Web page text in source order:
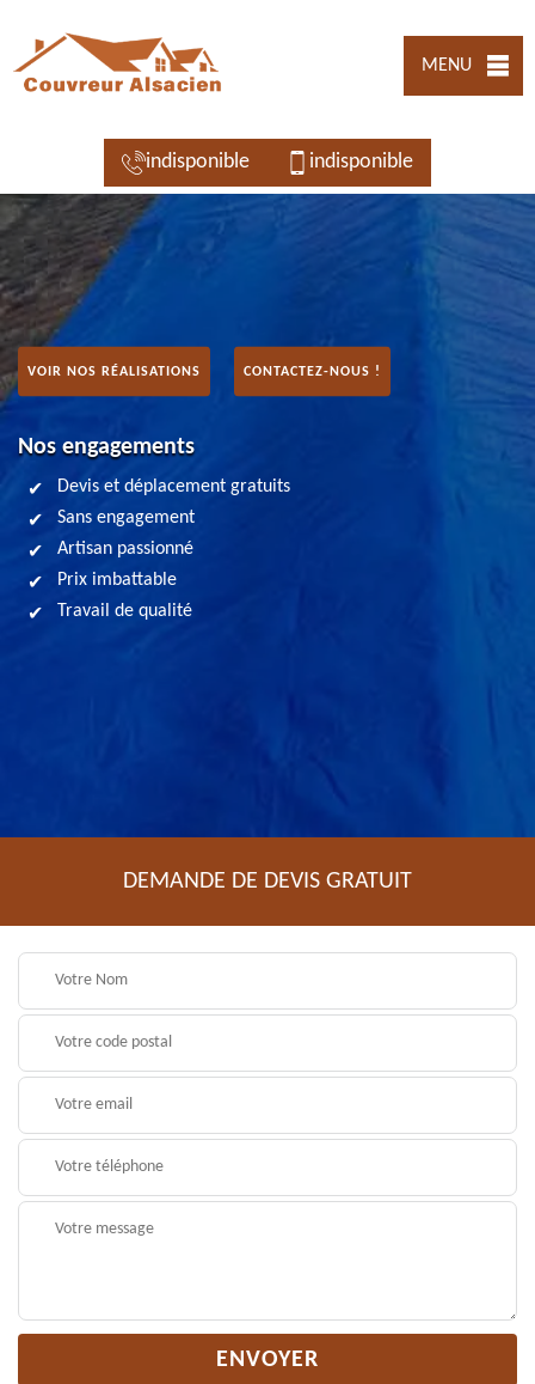
MENU
indisponible indisponible
VOIR NOS RÉALISATIONS CONTACTEZ-NOUS !
Nos engagements
Devis et déplacement gratuits
Sans engagement
Artisan passionné
Prix imbattable
Travail de qualité
DEMANDE DE DEVIS GRATUIT